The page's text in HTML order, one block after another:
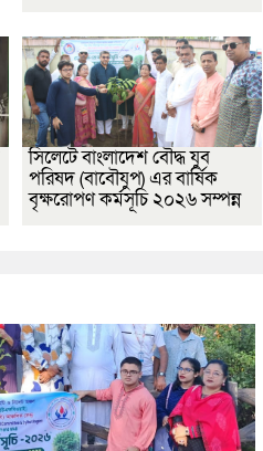
সিলেটে বাংলাদেশ বৌদ্ধ যুব
পরিষদ (বাবৌযুপ) এর বার্ষিক
বৃক্ষরোপণ কর্মসূচি ২০২৬ সম্পন্ন